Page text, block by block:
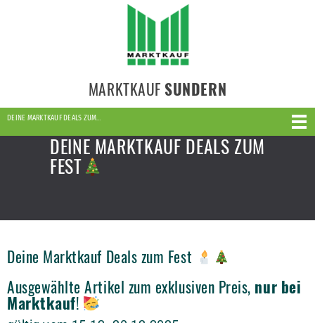
MARKTKAUF SUNDERN
DEINE MARKTKAUF DEALS ZUM…
DEINE MARKTKAUF DEALS ZUM
FEST
Deine Marktkauf Deals zum Fest
Ausgewählte Artikel zum exklusiven Preis, nur bei
Marktkauf!